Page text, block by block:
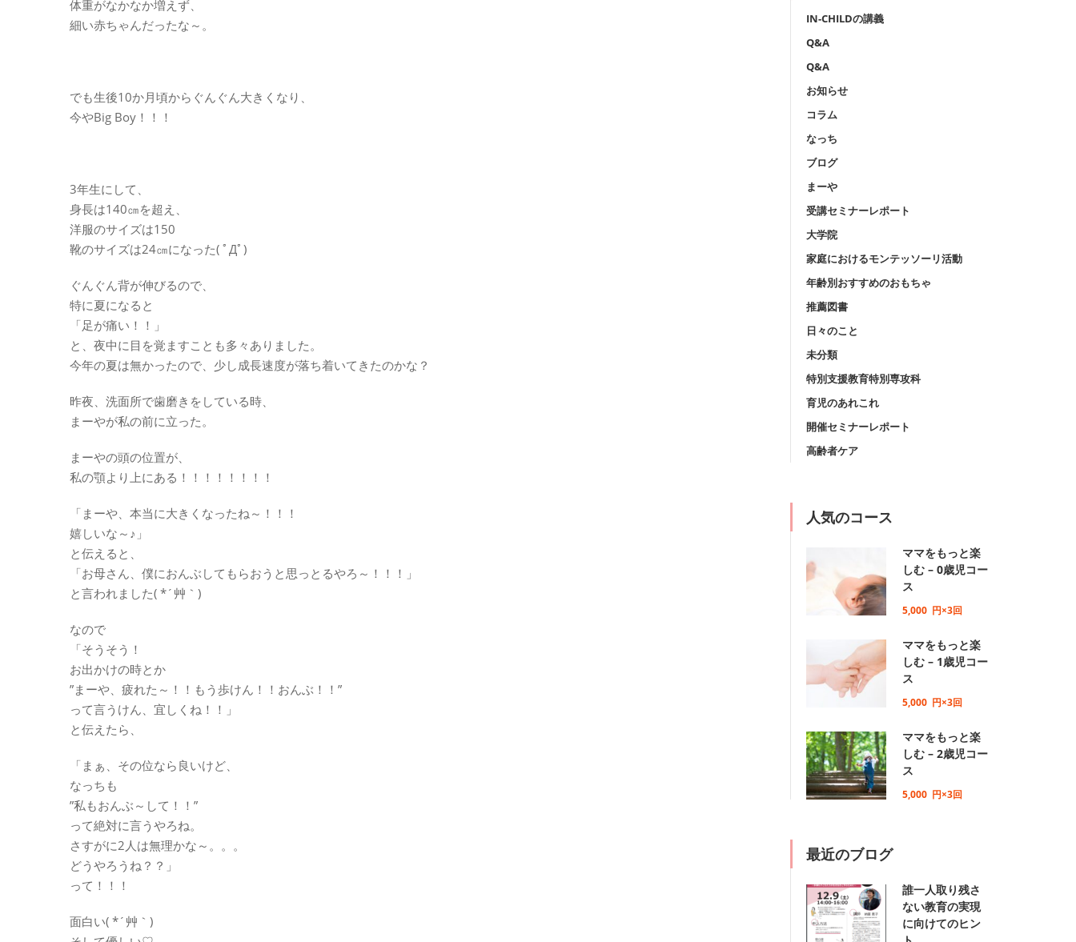
体重がなかなか増えず、
細い赤ちゃんだったな～。
でも生後10か月頃からぐんぐん大きくなり、
今やBig Boy！！！
3年生にして、
身長は140㎝を超え、
洋服のサイズは150
靴のサイズは24㎝になった( ﾟДﾟ)
ぐんぐん背が伸びるので、
特に夏になると
「足が痛い！！」
と、夜中に目を覚ますことも多々ありました。
今年の夏は無かったので、少し成長速度が落ち着いてきたのかな？
昨夜、洗面所で歯磨きをしている時、
まーやが私の前に立った。
まーやの頭の位置が、
私の顎より上にある！！！！！！！！
「まーや、本当に大きくなったね～！！！
嬉しいな～♪」
と伝えると、
「お母さん、僕におんぶしてもらおうと思っとるやろ～！！！」
と言われました( *´艸｀)
なので
「そうそう！
お出かけの時とか
”まーや、疲れた～！！もう歩けん！！おんぶ！！”
って言うけん、宜しくね！！」
と伝えたら、
「まぁ、その位なら良いけど、
なっちも
”私もおんぶ～して！！”
って絶対に言うやろね。
さすがに2人は無理かな～。。。
どうやろうね？？」
って！！！
面白い( *´艸｀)
IN-CHILDの講義
Q&A
Q&A
お知らせ
コラム
なっち
ブログ
まーや
受講セミナーレポート
大学院
家庭におけるモンテッソーリ活動
年齢別おすすめのおもちゃ
推薦図書
日々のこと
未分類
特別支援教育特別専攻科
育児のあれこれ
開催セミナーレポート
高齢者ケア
人気のコース
ママをもっと楽
しむ – 0歳児コー
ス
5,000 円×3回
ママをもっと楽
しむ – 1歳児コー
ス
5,000 円×3回
ママをもっと楽
しむ – 2歳児コー
ス
5,000 円×3回
最近のブログ
誰一人取り残さ
ない教育の実現
に向けてのヒン